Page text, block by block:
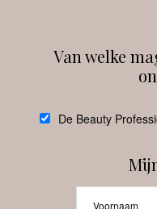
Van welke
De Beauty